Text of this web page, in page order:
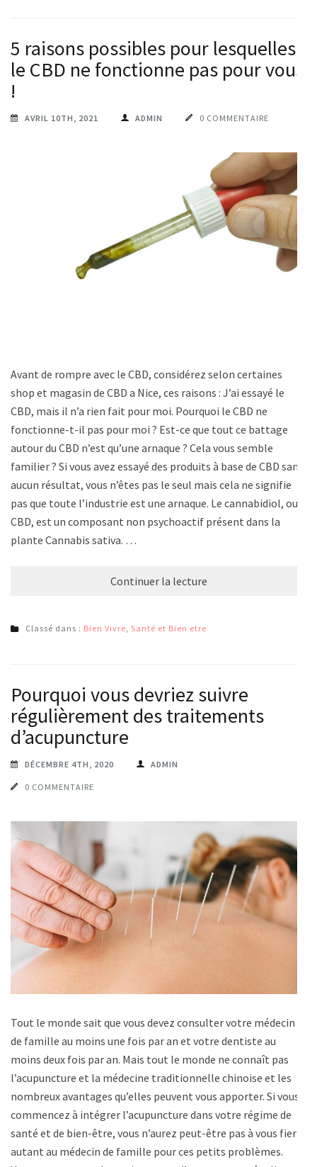
5 raisons possibles pour lesquelles
le CBD ne fonctionne pas pour vous
!
AVRIL 10TH, 2021 ADMIN 0 COMMENTAIRE
Avant de rompre avec le CBD, considérez selon certaines
shop et magasin de CBD a Nice, ces raisons : J’ai essayé le
CBD, mais il n’a rien fait pour moi. Pourquoi le CBD ne
fonctionne-t-il pas pour moi ? Est-ce que tout ce battage
autour du CBD n’est qu’une arnaque ? Cela vous semble
familier ? Si vous avez essayé des produits à base de CBD sans
aucun résultat, vous n’êtes pas le seul mais cela ne signifie
pas que toute l’industrie est une arnaque. Le cannabidiol, ou
CBD, est un composant non psychoactif présent dans la
plante Cannabis sativa. …
Continuer la lecture
Classé dans : Bien Vivre Santé et Bien etre
Pourquoi vous devriez suivre
régulièrement des traitements
d’acupuncture
DÉCEMBRE 4TH, 2020 ADMIN
0 COMMENTAIRE
Tout le monde sait que vous devez consulter votre médecin
de famille au moins une fois par an et votre dentiste au
moins deux fois par an. Mais tout le monde ne connaît pas
l’acupuncture et la médecine traditionnelle chinoise et les
nombreux avantages qu’elles peuvent vous apporter. Si vous
commencez à intégrer l’acupuncture dans votre régime de
santé et de bien-être, vous n’aurez peut-être pas à vous fier
autant au médecin de famille pour ces petits problèmes.